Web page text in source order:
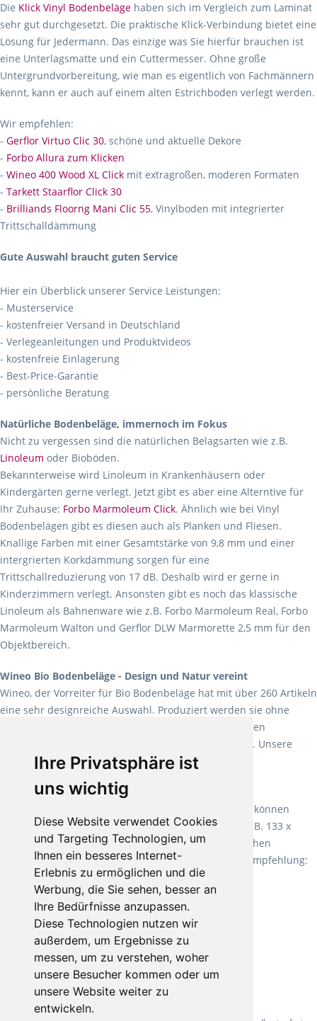
Ihre Privatsphäre ist
uns wichtig
Diese Website verwendet Cookies
und Targeting Technologien, um
Ihnen ein besseres Internet-
Erlebnis zu ermöglichen und die
Werbung, die Sie sehen, besser an
Ihre Bedürfnisse anzupassen.
Diese Technologien nutzen wir
außerdem, um Ergebnisse zu
messen, um zu verstehen, woher
unsere Besucher kommen oder um
unsere Website weiter zu
entwickeln.
Die Klick Vinyl Bodenbeläge haben sich im Vergleich zum Laminat
sehr gut durchgesetzt. Die praktische Klick-Verbindung bietet eine
Lösung für Jedermann. Das einzige was Sie hierfür brauchen ist
eine Unterlagsmatte und ein Cuttermesser. Ohne große
Untergrundvorbereitung, wie man es eigentlich von Fachmännern
kennt, kann er auch auf einem alten Estrichboden verlegt werden.
Wir empfehlen:
- Gerflor Virtuo Clic 30, schöne und aktuelle Dekore
- Forbo Allura zum Klicken
- Wineo 400 Wood XL Click mit extragroßen, moderen Formaten
- Tarkett Staarflor Click 30
- Brilliands Floorng Mani Clic 55, Vinylboden mit integrierter
Trittschalldämmung
Gute Auswahl braucht guten Service
Hier ein Überblick unserer Service Leistungen:
- Musterservice
- kostenfreier Versand in Deutschland
- Verlegeanleitungen und Produktvideos
- kostenfreie Einlagerung
- Best-Price-Garantie
- persönliche Beratung
Natürliche Bodenbeläge, immernoch im Fokus
Nicht zu vergessen sind die natürlichen Belagsarten wie z.B.
Linoleum oder Bioböden.
Bekannterweise wird Linoleum in Krankenhäusern oder
Kindergärten gerne verlegt. Jetzt gibt es aber eine Alterntive für
Ihr Zuhause: Forbo Marmoleum Click. Ähnlich wie bei Vinyl
Bodenbelägen gibt es diesen auch als Planken und Fliesen.
Knallige Farben mit einer Gesamtstärke von 9,8 mm und einer
intergrierten Korkdämmung sorgen für eine
Trittschallreduzierung von 17 dB. Deshalb wird er gerne in
Kinderzimmern verlegt. Ansonsten gibt es noch das klassische
Linoleum als Bahnenware wie z.B. Forbo Marmoleum Real, Forbo
Marmoleum Walton und Gerflor DLW Marmorette 2,5 mm für den
Objektbereich.
Wineo Bio Bodenbeläge - Design und Natur vereint
Wineo, der Vorreiter für Bio Bodenbeläge hat mit über 260 Artikeln
eine sehr designreiche Auswahl. Produziert werden sie ohne
Weichmacher und Lösungsmittel. Mit allen verfügbaren
Verlegearten ist er für jegliche Bauvorhaben attraktiv. Unsere
Empfehlung:Wineo 1000 Multi Layer XXL.
Teppiche für ein angenehmes Laufgefühl
machen es schon lange vor. Sie können
Teppich in Ihrem gewünschten Sondermaß kaufen, z.B. 133 x
60cm. Vor allem in Schlafzimmern aufgrund der weichen
Oberfläche ein sehr beliebter Zusatzboden. Unsere Empfehlung:
Fletco Fluffy und Fletco Hermelin